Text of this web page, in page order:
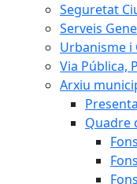
Seguretat
Serveis
Urbanisme i
Via Pública,
Arxiu
Quadre